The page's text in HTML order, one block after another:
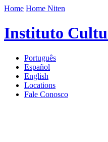
Home Home Niten
Instituto
Português
Español
English
Locations
Fale Conosco